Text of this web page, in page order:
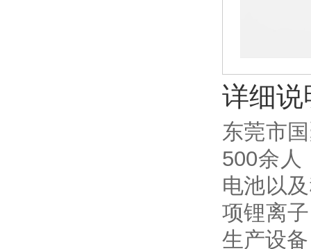
详细说
东莞市
500余人
电池以
项锂离
生产设